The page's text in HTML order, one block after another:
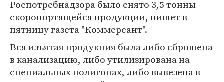
Роспотребнадзора было снято 3,5 тонны
скоропортящейся продукции, пишет в
пятницу газета "Коммерсант".
Вся изъятая продукция была либо сброшена
в канализацию, либо утилизирована на
специальных полигонах, либо вывезена в